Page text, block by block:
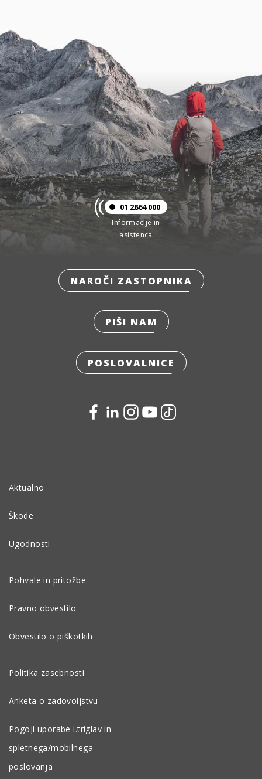
01 2864 000
Informacije in
asistenca
NAROČI ZASTOPNIKA
PIŠI NAM
POSLOVALNICE
Aktualno
Škode
Ugodnosti
Pohvale in pritožbe
Pravno obvestilo
Obvestilo o piškotkih
Politika zasebnosti
Anketa o zadovoljstvu
Pogoji uporabe i.triglav in
spletnega/mobilnega
poslovanja